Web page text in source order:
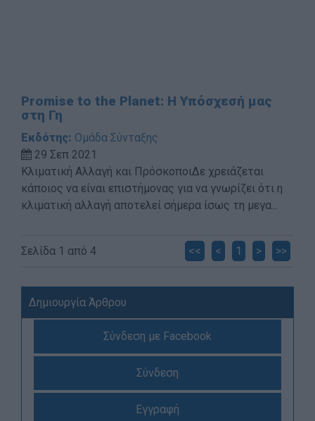
Promise to the Planet: Η Υπόσχεσή μας
στη Γη
Εκδότης: Ομάδα Σύνταξης
29 Σεπ 2021
Κλιματική Αλλαγή και ΠρόσκοποιΔε χρειάζεται
κάποιος να είναι επιστήμονας για να γνωρίζει ότι η
κλιματική αλλαγή αποτελεί σήμερα ίσως τη μεγα...
Σελίδα 1 από 4 << < 1 > >>
Δημιουργία Άρθρου
Σύνδεση με Facebook
Σύνδεση
Εγγραφή